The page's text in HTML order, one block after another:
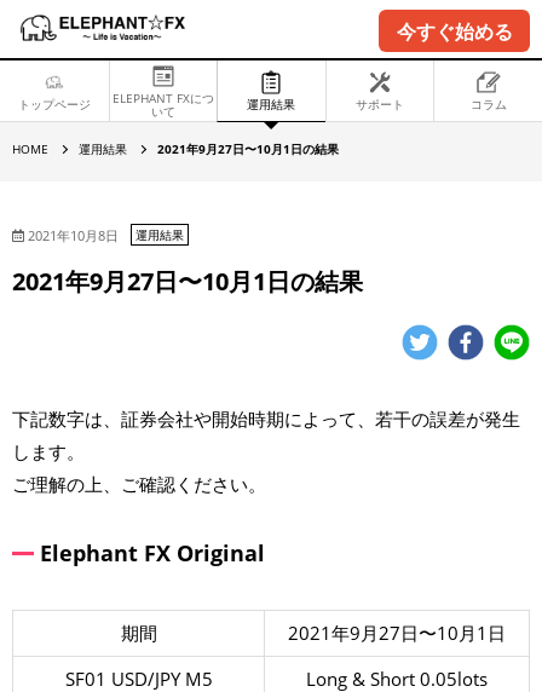
今すぐ始める
トップページ ELEPHANT FXにつ
いて 運用結果 サポート コラム
HOME
9
7
の
果
運用結果 2021年9月27日〜10月1日の結果
2021年10月8日 運用結果
2021年9月27日〜10月1日の結果
下記数字は、証券会社や開始時期によって、若干の誤差が発生
します。
ご理解の上、ご確認ください。
Elephant FX Original
期間
2021年9月27日〜10月1日
SF01 USD/JPY M5
Long & Short 0.05lots